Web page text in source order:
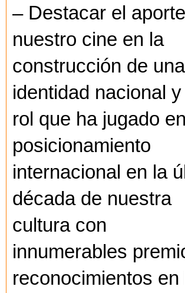
– Destacar el
nuestro cine en la
construcción de una
identidad nacional y
rol que ha jugado
posicionamiento
internacional en la
década de nuestra
cultura con
innumerables
reconocimientos en